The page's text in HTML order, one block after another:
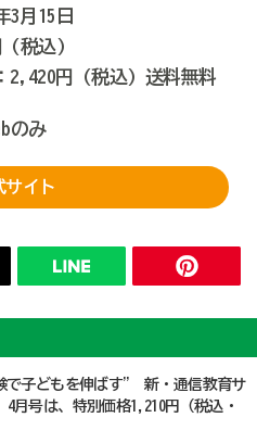
3月15日
(税込)
2,420円 (税込) 送料無料
のみ
サイト
で子どもを伸ばす” 新・通信教育サ
月号は、特別価格1,210円（税込・